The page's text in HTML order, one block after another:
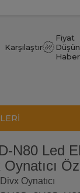
Karşılaştır
Fiyat
N80 Led
Oynatıcı
Oynatıcı